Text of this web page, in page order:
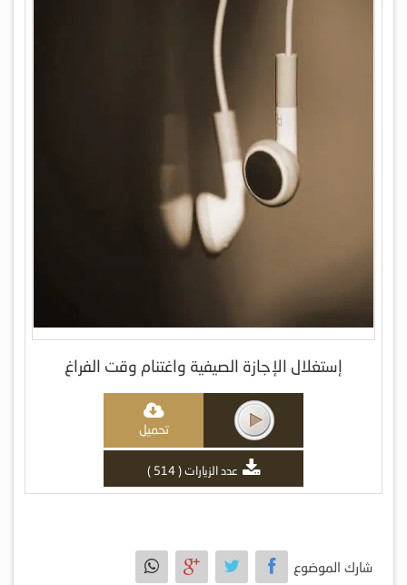
إستغلال الإجازة الصيفية واغتنام وقت الفراغ
تحميل
عدد الزيارات ( 514 )
شارك الموضوع